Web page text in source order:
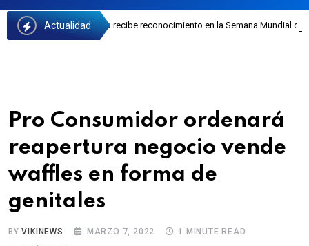
Actualidad
Castillo recibe reconocimiento en la Semana Mundial de la Lactancia
Pro Consumidor ordenará
reapertura negocio vende
waffles en forma de
genitales
BYVIKINEWS MARZO 7, 2022
1 MINUTE READ